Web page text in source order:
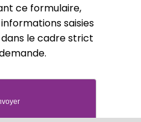
ce formulaire,
saisies
le cadre strict